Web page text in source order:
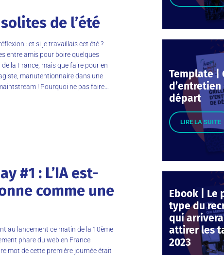
de l’été
: et si je travaillais cet été ?
entre amis pour boire quelques
la France, mais que faire pour en
manutentionnaire dans une
! Pourquoi ne pas faire…
#1 : L’IA est-
comme une
au lancement ce matin de la 10ème
phare du web en France
mot de cette première journée était
Template |
d’entretien
départ
LIRE LA SUITE
Ebook | Le
type du
qui
attirer les
2023